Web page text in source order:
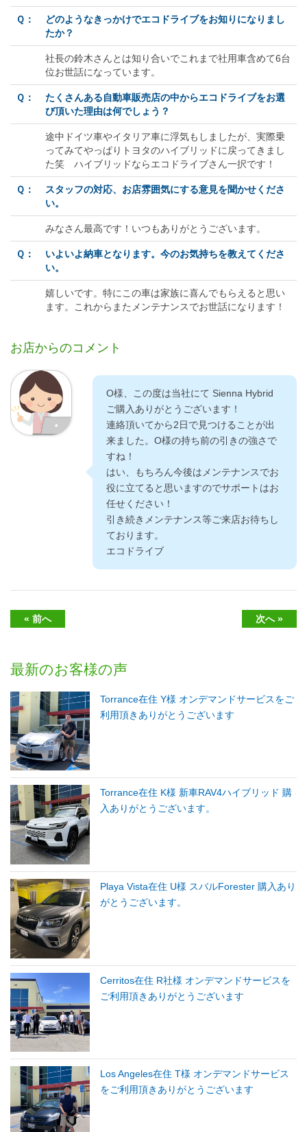
Ｑ：
どのようなきっかけでエコドライブをお知りになりまし
たか？
社長の鈴木さんとは知り合いでこれまで社用車含めて6台
位お世話になっています。
Ｑ：
たくさんある自動車販売店の中からエコドライブをお選
び頂いた理由は何でしょう？
途中ドイツ車やイタリア車に浮気もしましたが、実際乗
ってみてやっぱりトヨタのハイブリッドに戻ってきまし
た笑 ハイブリッドならエコドライブさん一択です！
Ｑ：
スタッフの対応、お店雰囲気にする意見を聞かせくださ
い。
みなさん最高です！いつもありがとうございます。
Ｑ：
いよいよ納車となります。今のお気持ちを教えてくださ
い。
嬉しいです。特にこの車は家族に喜んでもらえると思い
ます。これからまたメンテナンスでお世話になります！
お店からのコメント
O様、この度は当社にて Sienna Hybrid
ご購入ありがとうございます！
連絡頂いてから2日で見つけることが出
来ました。O様の持ち前の引きの強さで
すね！
はい、もちろん今後はメンテナンスでお
役に立てると思いますのでサポートはお
任せください！
引き続きメンテナンス等ご来店お待ちし
ております。
エコドライブ
« 前へ 次へ »
最新のお客様の声
Torrance在住 Y様 オンデマンドサービスをご
利用頂きありがとうございます
Torrance在住 K様 新車RAV4ハイブリッド 購
入ありがとうございます。
Playa Vista在住 U様 スバルForester 購入あり
がとうございます。
Cerritos在住 R社様 オンデマンドサービスを
ご利用頂きありがとうございます
Los Angeles在住 T様 オンデマンドサービス
をご利用頂きありがとうございます